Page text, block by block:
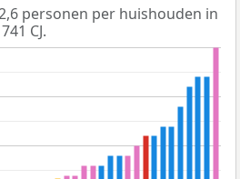
personen per huishouden in
CJ.